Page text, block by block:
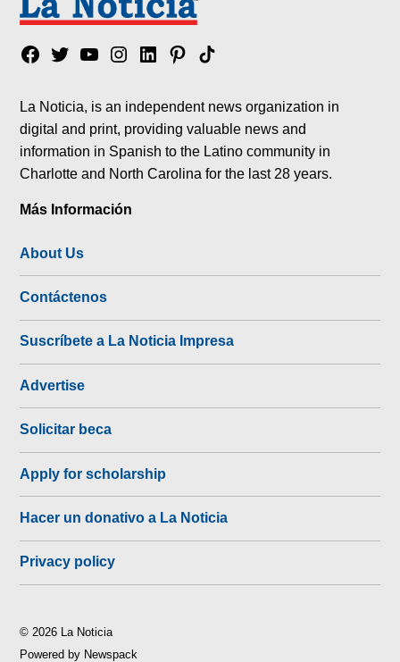
Facebook
TwitterYouTubeInstagram
LinkedinPinterest
Tik
La Noticia, is an independent news organization in
digital and print, providing valuable news and
information in Spanish to the Latino community in
Charlotte and North Carolina for the last 28 years.
Más Información
About Us
Contáctenos
Suscríbete a La Noticia Impresa
Advertise
Solicitar beca
Apply for scholarship
Hacer un donativo a La Noticia
Privacy policy
© 2026 La Noticia
Powered by Newspack